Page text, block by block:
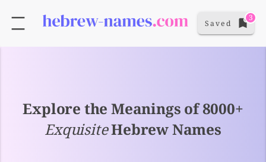
Saved
3
Explore the Meanings of 8000+
ExquisiteHebrew Names